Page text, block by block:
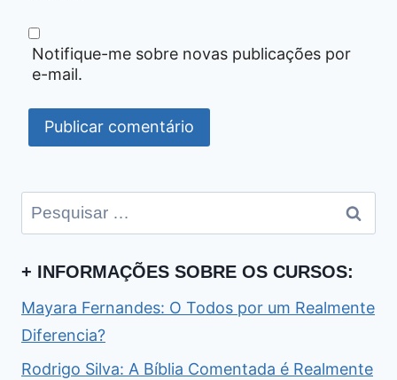
Notifique-me sobre novas publicações por
e-mail.
Pesquisar
por:
+ INFORMAÇÕES SOBRE OS CURSOS:
Mayara Fernandes: O Todos por um Realmente
Diferencia?
Rodrigo Silva: A Bíblia Comentada é Realmente